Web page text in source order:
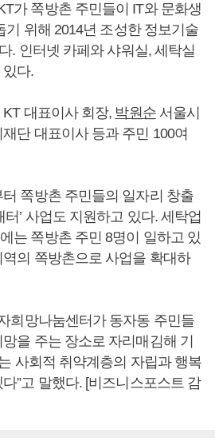
가 쪽방촌 주민들이 IT와 문화생
기 위해 2014년 조성한 정보기술
. 인터넷 카페와 샤워실, 세탁실
다.
KT 대표이사 회장, 박원순서울시
단 대표이사 등과 주민 100여
쪽방촌 주민들의 일자리 창출
터’ 사업도 지원하고 있다. 세탁업
는 쪽방촌 주민 8명이 일하고 있
의 쪽방촌으로 사업을 확대하
희망나눔센터가 동자동 주민들
을 주는 장소로 자리매김해 기
사회적 취약계층의 자립과 행복
”고 말했다. [비즈니스포스트 감